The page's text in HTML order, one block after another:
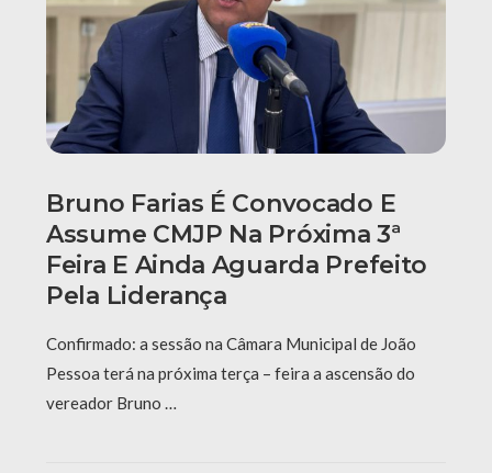
Bruno Farias É Convocado E
Assume CMJP Na Próxima 3ª
Feira E Ainda Aguarda Prefeito
Pela Liderança
Confirmado: a sessão na Câmara Municipal de João
Pessoa terá na próxima terça – feira a ascensão do
vereador Bruno …